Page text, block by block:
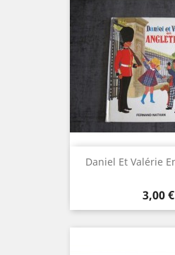
Daniel Et Valérie
Prix
3,00 €